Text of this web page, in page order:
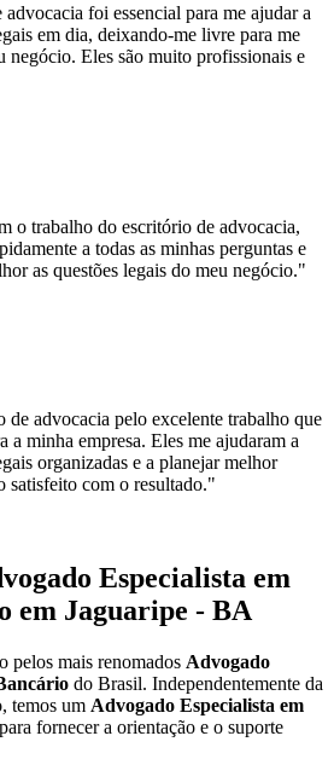
foi essencial para me ajudar a
em dia, deixando-me livre para me
negócio. Eles são muito profissionais e
o trabalho do escritório de advocacia,
a todas as minhas perguntas e
as questões legais do meu negócio."
de advocacia pelo excelente trabalho que
a minha empresa. Eles me ajudaram a
organizadas e a planejar melhor
satisfeito com o resultado."
Especialista em
em Jaguaripe - BA
pelos mais renomados Advogado
do Brasil. Independentemente da
temos um Advogado Especialista em
fornecer a orientação e o suporte